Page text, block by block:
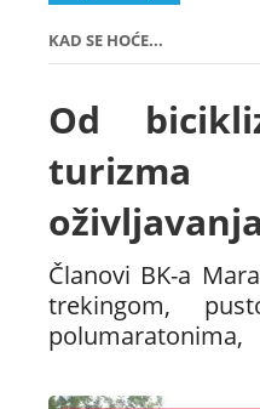
KAD SE HOĆE...
Od
Članovi BK-a
trekingom,
polumaratonima,